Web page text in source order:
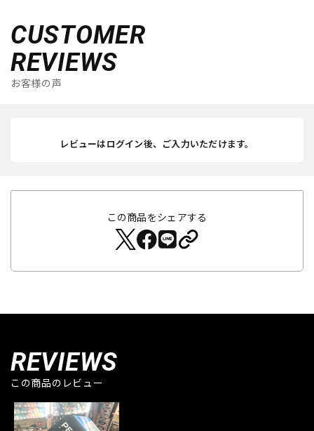
CUSTOMER
REVIEWS
お客様の声
レビューはログイン後、ご入力いただけます。
この商品をシェアする
REVIEWS
この商品のレビュー